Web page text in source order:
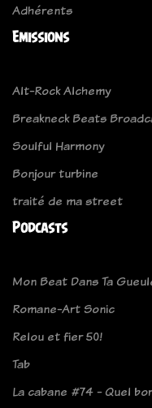
Adhérents
Emissions
Alt-Rock Alchemy
Breakneck Beats
Soulful Harmony
Bonjour turbine
traité de ma street
Podcasts
Mon Beat Dans Ta
Romane-Art Sonic
Relou et fier 50!
Tab
La cabane #74 - Quel